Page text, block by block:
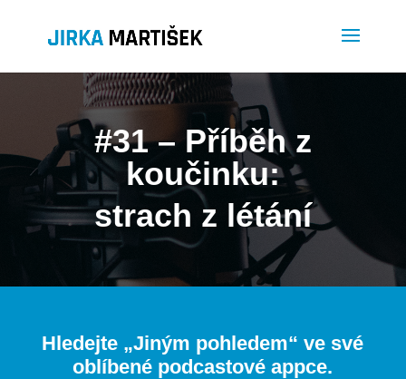
#31 – Příběh z
koučinku:
strach z létání
Hledejte „Jiným pohledem“ ve své
oblíbené podcastové appce.